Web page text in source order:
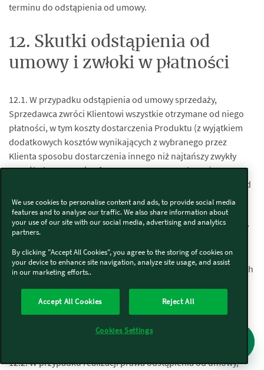
terminu do odstąpienia od umowy.
12. Skutki odstąpienia od
umowy i zwłoki w płatności
12.1. W przypadku odstąpienia od umowy sprzedaży,
Sprzedawca zwróci Klientowi wszystkie otrzymane od niego
płatności, w tym koszty dostarczenia Produktu (z wyjątkiem
dodatkowych kosztów wynikających z wybranego przez
Klienta sposobu dostarczenia innego niż najtańszy zwykły
sposób dostarczenia oferowany przez Sprzedawcę),
niezwłocznie, a w każdym przypadku nie później niż 14 dni od
dnia, w którym Sprzedawca został poinformowany o decyzji
Klienta o wykonaniu prawa odstąpienia od niniejszej umowy.
Zwrot płatności nastąpi przy użyciu takich samych sposobów
transakcji, chyba że Klient wyraźnie zgodził się na inne
rozwiązanie; w każdym przypadku Klient nie poniesie żadnych
Sprzedawca może wstrzymać się ze zwrotem płatności do
czasu otrzymania Produktu lub do czasu dostarczenia
Sprzedawcy dowodu jego odesłania, w zależności od tego,
12.2. W przypadku realizacji prawa odstąpienia od umowy,
We use cookies to personalise content and ads, to provide social media
features and to analyse our traffic. We also share information about
your use of our site with our social media, advertising and analytics
partners.
By clicking "Accept All Cookies", you agree to the storing of cookies on
your device to enhance site navigation, analyze site usage, and assist
in our marketing efforts..
Accept All Cookies Reject All
Cookies Settings